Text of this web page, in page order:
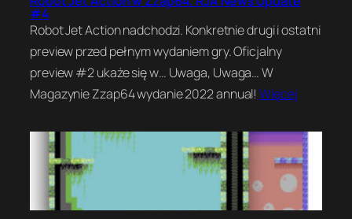
#4
Robot Jet Action nadchodzi. Konkretnie drugi i ostatni
preview przed pełnym wydaniem gry. Oficjalny
preview #2 ukaże się w… Uwaga, Uwaga… W
Magazynie Zzap64 wydanie 2022 annual!Więcej